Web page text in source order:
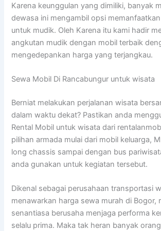
Karena keunggulan yang dimiliki, banyak
dewasa ini mengambil opsi
untuk mudik. Oleh Karena itu kami hadir
angkutan mudik dengan mobil terbaik
mengedepankan harga yang terjangkau.
Sewa Mobil Di Rancabungur untuk wisata
Berniat melakukan perjalanan wisata
dalam waktu dekat? Pastikan anda
Rental Mobil untuk wisata dari
pilihan armada mulai dari mobil keluarga,
long chassis sampai dengan bus
anda gunakan untuk kegiatan tersebut.
Dikenal sebagai perusahaan transportasi
menawarkan harga sewa murah di Bogor,
senantiasa berusaha menjaga performa
selalu prima. Maka tak heran banyak